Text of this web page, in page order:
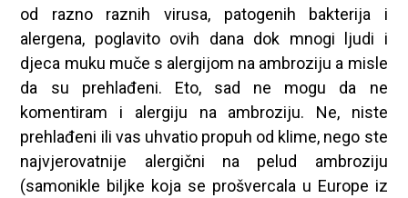
od razno raznih virusa, patogenih bakterija i
alergena, poglavito ovih dana dok mnogi ljudi i
djeca muku muče s alergijom na ambroziju a misle
da su prehlađeni. Eto, sad ne mogu da ne
komentiram i alergiju na ambroziju. Ne, niste
prehlađeni ili vas uhvatio propuh od klime, nego ste
najvjerovatnije alergični na pelud ambroziju
(samonikle biljke koja se prošvercala u Europe iz